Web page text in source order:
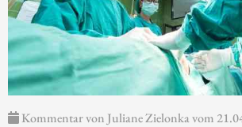
Kommentar von Juliane Zielonka vom